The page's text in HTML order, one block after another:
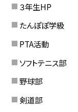
３年生HP
たんぽぽ学級
PTA活動
ソフトテニス部
野球部
剣道部